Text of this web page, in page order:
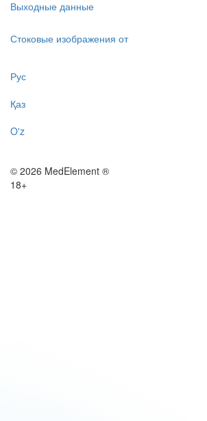
Выходные данные
Стоковые изображения от
Рус
Қаз
O'z
© 2026 MedElement ®
18+